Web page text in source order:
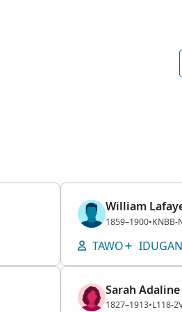
William
Lalaki
1859–1900•KNBB-
TAWO
Sarah Adaline
Babaye
1827–1913•L118-